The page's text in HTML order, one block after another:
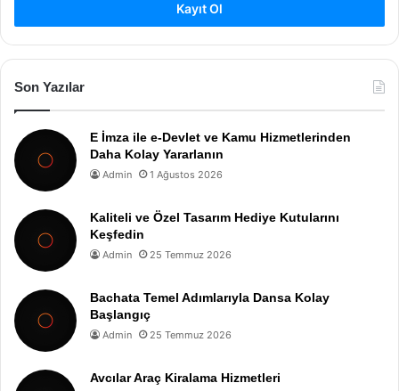
Kayıt Ol
Son Yazılar
E İmza ile e-Devlet ve Kamu Hizmetlerinden
Daha Kolay Yararlanın
Admin 1 Ağustos 2026
Kaliteli ve Özel Tasarım Hediye Kutularını
Keşfedin
Admin 25 Temmuz 2026
Bachata Temel Adımlarıyla Dansa Kolay
Başlangıç
Admin 25 Temmuz 2026
Avcılar Araç Kiralama Hizmetleri